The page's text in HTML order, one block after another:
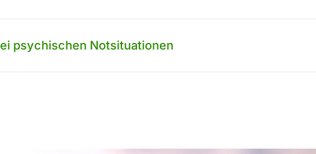
psychischen Notsituationen